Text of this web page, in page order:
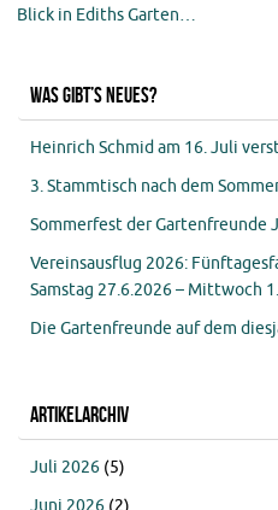
Blick in Ediths Garten…
Was gibt’s Neues?
Heinrich Schmid am 16. Juli
3. Stammtisch nach dem
Sommerfest der Gartenfreunde
Vereinsausflug 2026:
Samstag 27.6.2026 – Mittwoch
Die Gartenfreunde auf dem
Artikelarchiv
Juli 2026 (5)
Juni 2026 (2)